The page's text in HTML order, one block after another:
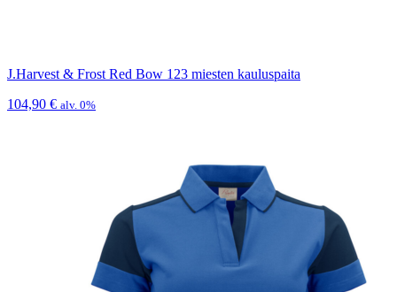
J.Harvest & Frost Red Bow 123 miesten kauluspaita
104,90 € alv. 0%